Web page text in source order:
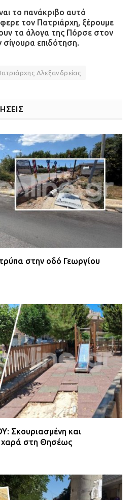
το πανάκριβο αυτό
τον Πατριάρχη, ξέρουμε
τα άλογα της Πόρσε στον
επιδότηση.
Αλεξανδρείας
στην οδό Γεωργίου
και
χαρά στη Θησέως